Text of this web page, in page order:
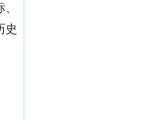
史